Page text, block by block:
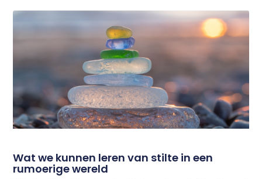
Wat we kunnen leren van stilte in een
rumoerige wereld